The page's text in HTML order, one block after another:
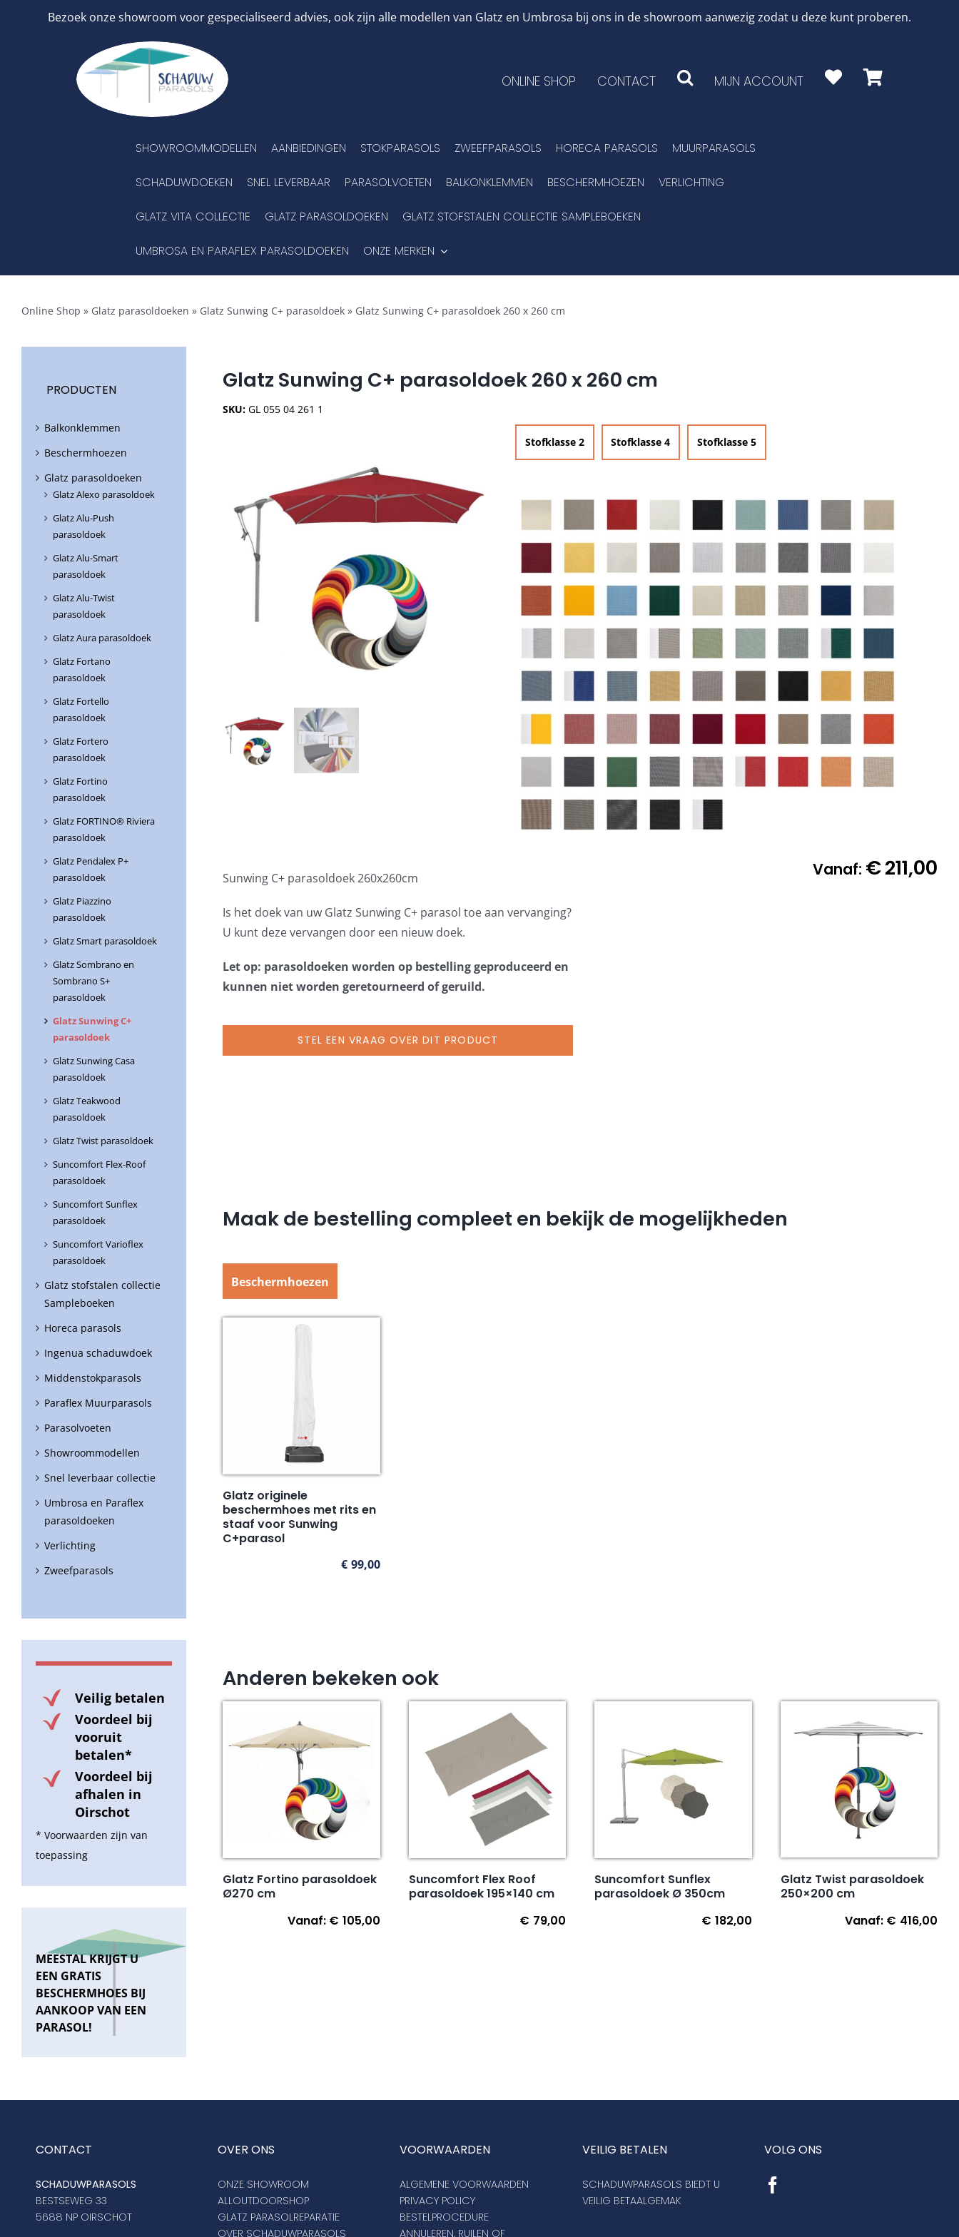
Bezoek onze showroom voor gespecialiseerd advies, ook zijn alle modellen van Glatz en Umbrosa bij ons in de showroom aanwezig zodat u deze kunt proberen.
ONLINE SHOP CONTACT MIJN ACCOUNT
SHOWROOMMODELLEN AANBIEDINGEN STOKPARASOLS ZWEEFPARASOLS HORECA PARASOLS MUURPARASOLS
SCHADUWDOEKEN SNEL LEVERBAAR PARASOLVOETEN BALKONKLEMMEN BESCHERMHOEZEN VERLICHTING
GLATZ VITA COLLECTIE GLATZ PARASOLDOEKEN GLATZ STOFSTALEN COLLECTIE SAMPLEBOEKEN
UMBROSA EN PARAFLEX PARASOLDOEKEN ONZE MERKEN
Online Shop » Glatz parasoldoeken » Glatz Sunwing C+ parasoldoek » Glatz Sunwing C+ parasoldoek 260 x 260 cm
Glatz Sunwing C+ parasoldoek 260 x 260 cm
SKU:GL 055 04 261 1
Stofklasse 2 Stofklasse 4 Stofklasse 5
Vanaf: €211,00
Sunwing C+ parasoldoek 260x260cm
Is het doek van uw Glatz Sunwing C+ parasol toe aan vervanging?
U kunt deze vervangen door een nieuw doek.
Let op: parasoldoeken worden op bestelling geproduceerd en
kunnen niet worden geretourneerd of geruild.
STEL EEN VRAAG OVER DIT PRODUCT
Maak de bestelling compleet en bekijk de mogelijkheden
Beschermhoezen
Glatz originele
beschermhoes met rits en
staaf voor Sunwing
C+parasol
€ 99,00
Anderen bekeken ook
Glatz Fortino parasoldoek
Ø270 cm
Vanaf: € 105,00
Suncomfort Flex Roof
parasoldoek 195×140 cm
€ 79,00
Suncomfort Sunflex
parasoldoek Ø 350cm
€ 182,00
Glatz Twist parasoldoek
250×200 cm
Vanaf: € 416,00
PRODUCTEN
Balkonklemmen
Beschermhoezen
Glatz parasoldoeken
Glatz Alexo parasoldoek
Glatz Alu-Push
parasoldoek
Glatz Alu-Smart
parasoldoek
Glatz Alu-Twist
parasoldoek
Glatz Aura parasoldoek
Glatz Fortano
parasoldoek
Glatz Fortello
parasoldoek
Glatz Fortero
parasoldoek
Glatz Fortino
parasoldoek
Glatz FORTINO® Riviera
parasoldoek
Glatz Pendalex P+
parasoldoek
Glatz Piazzino
parasoldoek
Glatz Smart parasoldoek
Glatz Sombrano en
Sombrano S+
parasoldoek
Glatz Sunwing C+
parasoldoek
Glatz Sunwing Casa
parasoldoek
Glatz Teakwood
parasoldoek
Glatz Twist parasoldoek
Suncomfort Flex-Roof
parasoldoek
Suncomfort Sunflex
parasoldoek
Suncomfort Varioflex
parasoldoek
Glatz stofstalen collectie
Sampleboeken
Horeca parasols
Ingenua schaduwdoek
Middenstokparasols
Paraflex Muurparasols
Parasolvoeten
Showroommodellen
Snel leverbaar collectie
Umbrosa en Paraflex
parasoldoeken
Verlichting
Zweefparasols
Veilig betalen
Voordeel bij
vooruit
betalen*
Voordeel bij
afhalen in
Oirschot
* Voorwaarden zijn van
toepassing
MEESTAL KRIJGT U
EEN GRATIS
BESCHERMHOES BIJ
AANKOOP VAN EEN
PARASOL!
CONTACT
SCHADUWPARASOLS
BESTSEWEG 33
5688 NP OIRSCHOT
OVER ONS
ONZE SHOWROOM
ALLOUTDOORSHOP
GLATZ PARASOLREPARATIE
OVER SCHADUWPARASOLS
VOORWAARDEN
ALGEMENE VOORWAARDEN
PRIVACY POLICY
BESTELPROCEDURE
ANNULEREN, RUILEN OF
VEILIG BETALEN
SCHADUWPARASOLS BIEDT U
VEILIG BETAALGEMAK
VOLG ONS